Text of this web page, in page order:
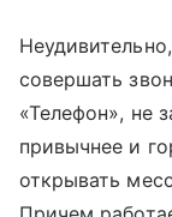
совершать
«Телефон», не
привычнее и
открывать